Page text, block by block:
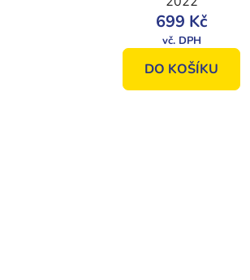
699 Kč
DO KOŠÍKU